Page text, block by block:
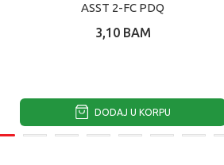
ASST 2-FC PDQ
3,10 BAM
DODAJ U KORPU